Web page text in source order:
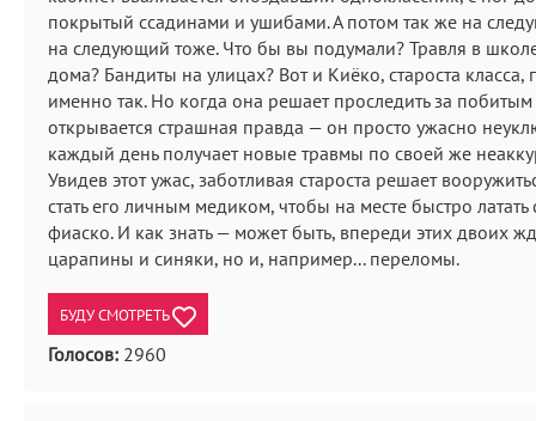
покрытый ссадинами и ушибами. А потом так же на
на следующий тоже. Что бы вы подумали? Травля в
дома? Бандиты на улицах? Вот и Киёко, староста класса,
именно так. Но когда она решает проследить за
открывается страшная правда — он просто ужасно
каждый день получает новые травмы по своей же
Увидев этот ужас, заботливая староста решает
стать его личным медиком, чтобы на месте быстро
фиаско. И как знать — может быть, впереди этих двоих
царапины и синяки, но и, например... переломы.
БУДУ СМОТРЕТЬ
Голосов: 2960